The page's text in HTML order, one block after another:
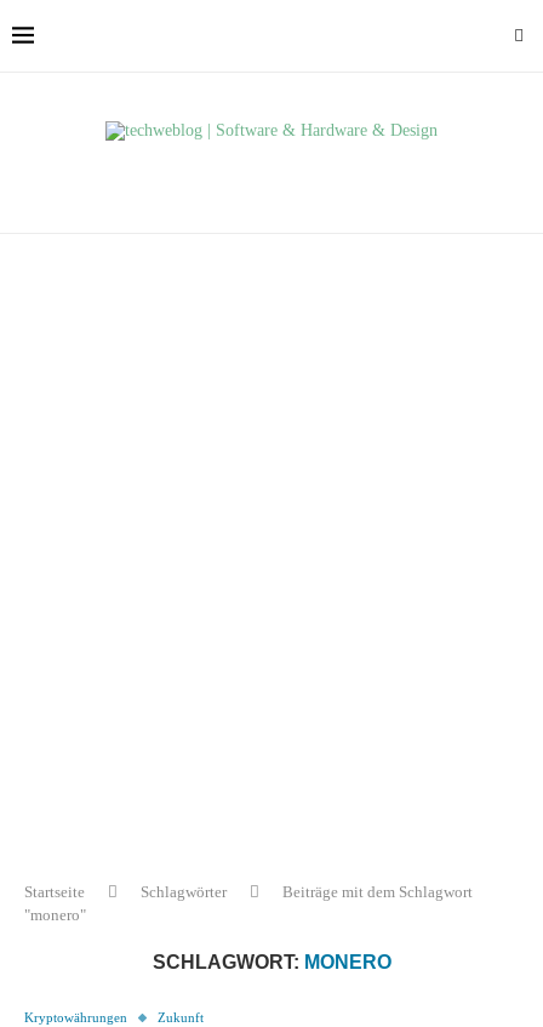
Startseite Schlagwörter
Beiträge mit dem Schlagwort
"monero"
SCHLAGWORT: MONERO
Kryptowährungen Zukunft